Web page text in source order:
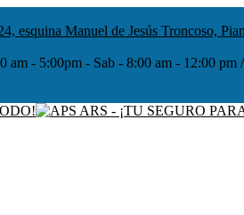
esquina Manuel de Jesús Troncoso,
am - 5:00pm - Sab - 8:00 am - 12:00